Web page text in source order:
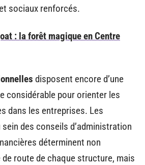
sociaux renforcés.
: la forêt magique en Centre
disposent encore d’une
considérable pour orienter les
dans les entreprises. Les
des conseils d’administration
déterminent non
route de chaque structure, mais